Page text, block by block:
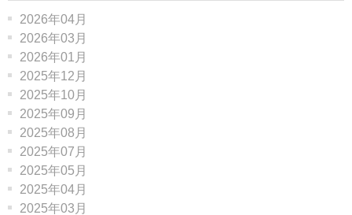
2026年04月
2026年03月
2026年01月
2025年12月
2025年10月
2025年09月
2025年08月
2025年07月
2025年05月
2025年04月
2025年03月